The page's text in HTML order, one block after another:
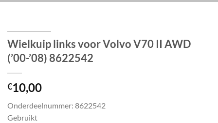
Wielkuip links voor Volvo V70 II AWD
(’00-’08) 8622542
€10,00
Onderdeelnummer: 8622542
Gebruikt